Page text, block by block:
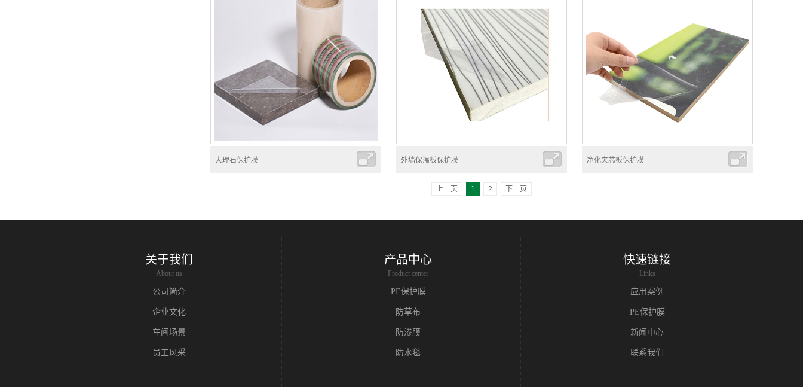
大理石保护膜 外墙保温板保护膜 净化夹芯板保护膜
上一页 1 2 下一页
关于我们
About us
公司简介
企业文化
车间场景
员工风采
产品中心
Product center
PE保护膜
防草布
防渗膜
防水毯
快速链接
Links
应用案例
PE保护膜
新闻中心
联系我们